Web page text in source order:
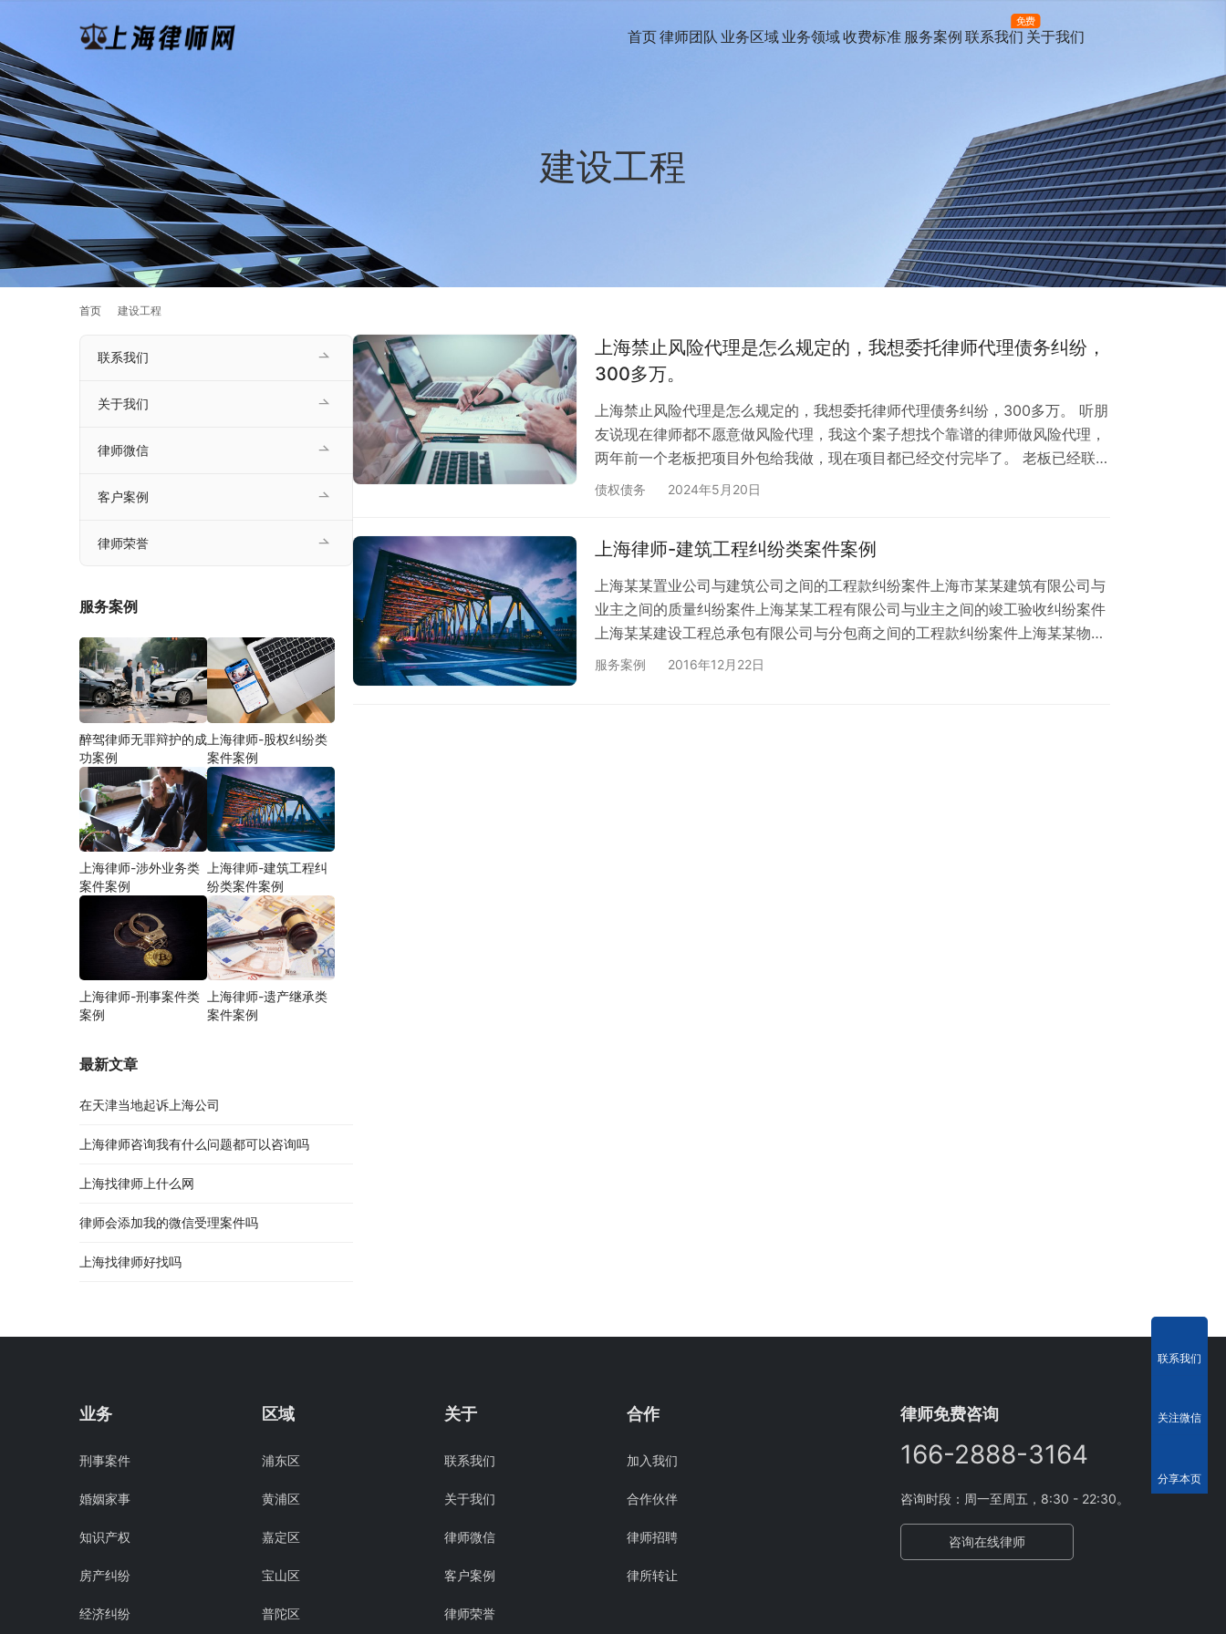
首页律师团队 业务区域 业务领域收费标准 服务案例 联系我们
免费
关于我们
建设工程
首页 建设工程
上海禁止风险代理是怎么规定的，我想委托律师代理债务纠纷，
300多万。
上海禁止风险代理是怎么规定的，我想委托律师代理债务纠纷，300多万。 听朋
友说现在律师都不愿意做风险代理，我这个案子想找个靠谱的律师做风险代理，
两年前一个老板把项目外包给我做，现在项目都已经交付完毕了。 老板已经联系
不上的，请问律师我该怎么处理呢？怎么能顺利拿回我的工程款。
债权债务 2024年5月20日
上海律师-建筑工程纠纷类案件案例
上海某某置业公司与建筑公司之间的工程款纠纷案件上海市某某建筑有限公司与
业主之间的质量纠纷案件上海某某工程有限公司与业主之间的竣工验收纠纷案件
上海某某建设工程总承包有限公司与分包商之间的工程款纠纷案件上海某某物业
管理有限公司与业主之间的物业服务质量纠纷案件上海某某建筑设计咨询公司与
服务案例 2016年12月22日
联系我们
关于我们
律师微信
客户案例
律师荣誉
服务案例
醉驾律师无罪辩护的成
功案例
上海律师-股权纠纷类
案件案例
上海律师-涉外业务类
案件案例
上海律师-建筑工程纠
纷类案件案例
上海律师-刑事案件类
案例
上海律师-遗产继承类
案件案例
最新文章
在天津当地起诉上海公司
上海律师咨询我有什么问题都可以咨询吗
上海找律师上什么网
律师会添加我的微信受理案件吗
上海找律师好找吗
业务
刑事案件
婚姻家事
知识产权
房产纠纷
经济纠纷
区域
浦东区
黄浦区
嘉定区
宝山区
普陀区
关于
联系我们
关于我们
律师微信
客户案例
律师荣誉
合作
加入我们
合作伙伴
律师招聘
律所转让
律师免费咨询
166-2888-3164
咨询时段：周一至周五，8:30 - 22:30。
咨询在线律师
联系我们
关注微信
分享本页